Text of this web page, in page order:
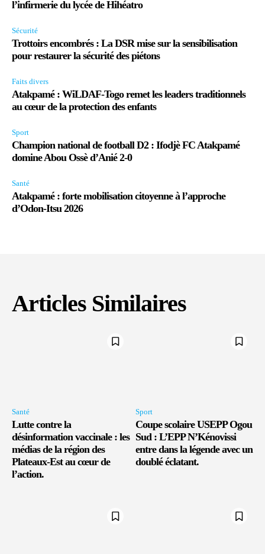
l’infirmerie du lycée de Hihéatro
Sécurité
Trottoirs encombrés : La DSR mise sur la sensibilisation
pour restaurer la sécurité des piétons
Faits divers
Atakpamé : WiLDAF-Togo remet les leaders traditionnels
au cœur de la protection des enfants
Sport
Champion national de football D2 : Ifodjè FC Atakpamé
domine Abou Ossè d’Anié 2-0
Santé
Atakpamé : forte mobilisation citoyenne à l’approche
d’Odon-Itsu 2026
Articles Similaires
Santé
Lutte contre la
désinformation vaccinale : les
médias de la région des
Plateaux-Est au cœur de
l’action.
Sport
Coupe scolaire USEPP Ogou
Sud : L’EPP N’Kénovissi
entre dans la légende avec un
doublé éclatant.